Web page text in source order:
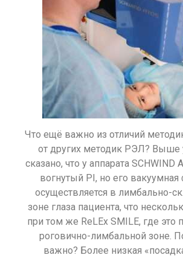
Что ещё важно из отличий
от других методик РЭЛ?
сказано, что у аппарата SCHWIND
вогнутый PI, но его вакуумная
осуществляется в лимбально-
зоне глаза пациента, что
при том же ReLEx SMILE, где это
роговично-лимбальной зоне.
важно? Более низкая